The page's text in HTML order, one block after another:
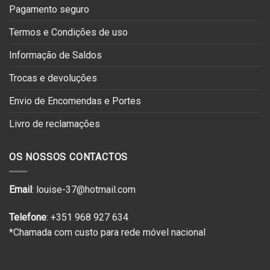
Pagamento seguro
Termos e Condições de uso
Informação de Saldos
Trocas e devoluções
Envio de Encomendas e Portes
Livro de reclamações
OS NOSSOS CONTACTOS
Email: louise-37@hotmail.com
Telefone: +351 968 927 634
*Chamada com custo para rede móvel nacional